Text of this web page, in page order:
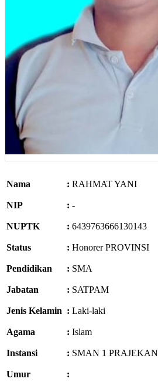
Nama : RAHMAT YANI
NIP : -
NUPTK : 6439763666130143
Status : Honorer PROVINSI
Pendidikan : SMA
Jabatan : SATPAM
Jenis Kelamin : Laki-laki
Agama : Islam
Instansi : SMAN 1 PRAJEKAN
Umur :